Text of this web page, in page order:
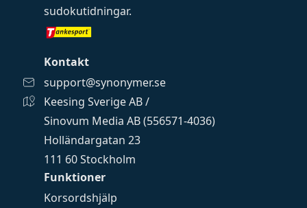
Funktioner
Korsordshjälp
sudokutidningar.
Kontakt
support@synonymer.se
Keesing Sverige AB /
Sinovum Media AB (556571-4036)
Holländargatan 23
111 60 Stockholm